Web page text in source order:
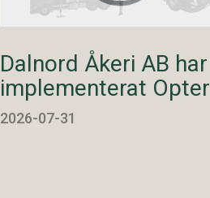
Dalnord Åkeri AB har
implementerat Opter
2026-07-31